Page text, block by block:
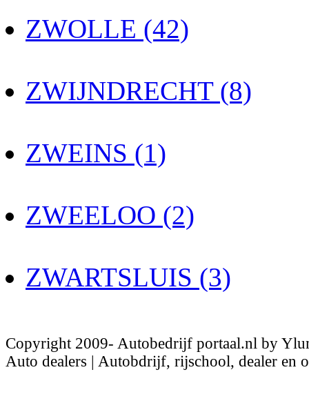
ZWOLLE (42)
ZWIJNDRECHT (8)
ZWEINS (1)
ZWEELOO (2)
ZWARTSLUIS (3)
Copyright 2009- Autobedrijf portaal.nl by
Auto dealers | Autobdrijf, rijschool, dealer en